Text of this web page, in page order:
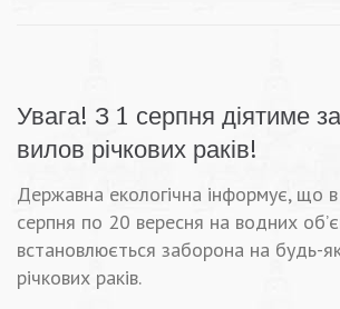
Увага! З 1 серпня діятиме
вилов річкових раків!
Державна екологічна інформує, що
серпня по 20 вересня на водних
встановлюється заборона на будь-
річкових раків.